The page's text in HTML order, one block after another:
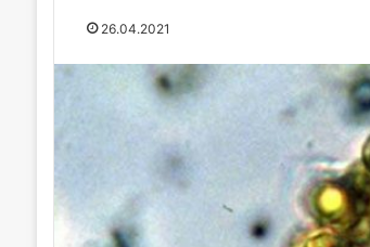
26.04.2021